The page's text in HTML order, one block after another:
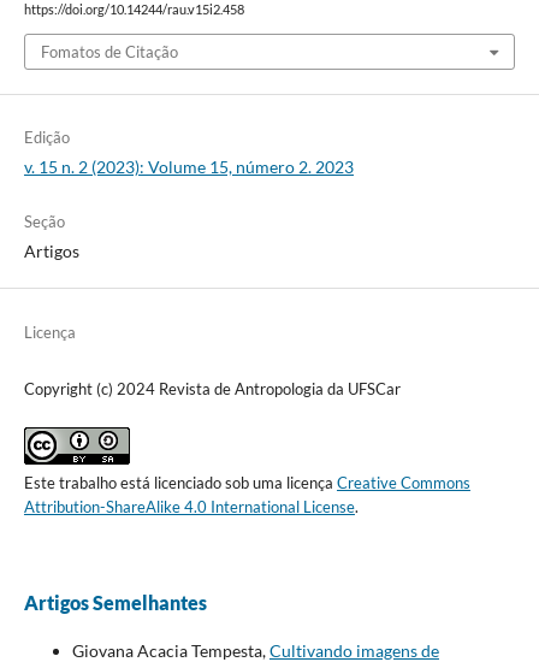
https://doi.org/10.14244/rau.v15i2.458
Fomatos de Citação
Edição
v. 15 n. 2 (2023): Volume 15, número 2. 2023
Seção
Artigos
Licença
Copyright (c) 2024 Revista de Antropologia da UFSCar
Este trabalho está licenciado sob uma licença Creative Commons
Attribution-ShareAlike 4.0 International License.
Artigos Semelhantes
Giovana Acacia Tempesta,Cultivando imagens de